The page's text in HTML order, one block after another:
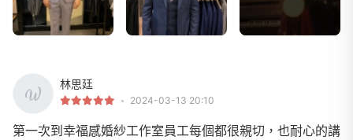
林思廷
2024-03-13 20:10
第一次到幸福感婚紗工作室員工每個都很親切，也耐心的講